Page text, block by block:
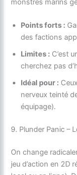
monstres marins
Points forts :
des factions
Limites : C’est
cherchez pas
Idéal pour :
nerveux teinté
équipage).
9. Plunder Panic –
On change
jeu d’action en 2D